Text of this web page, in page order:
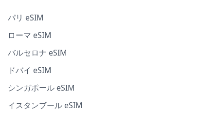
パリ eSIM
ローマ eSIM
バルセロナ eSIM
ドバイ eSIM
シンガポール eSIM
イスタンブール eSIM